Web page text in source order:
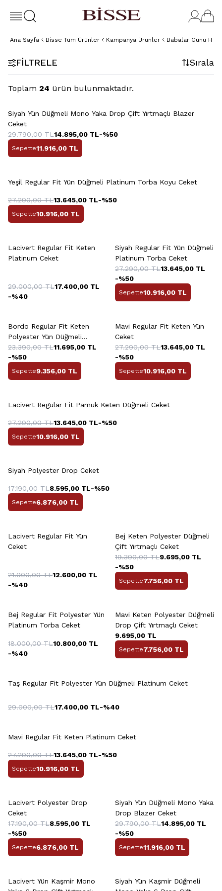
Ana Sayfa Bisse Tüm Ürünler Kampanya Ürünler Babalar Günü
FILTRELE Sırala
Toplam 24 ürün bulunmaktadır.
Siyah Yün Düğmeli Mono Yaka Drop Çift Yırtmaçlı Blazer
Ceket
29.790,00TL14.895,00 TL-%50
Sepette11.916,00 TL
Yeşil Regular Fit Yün Düğmeli Platinum Torba Koyu Ceket
27.290,00TL13.645,00 TL-%50
Sepette10.916,00 TL
Lacivert Regular Fit Keten
Platinum Ceket
29.000,00TL17.400,00 TL
-%40
Siyah Regular Fit Yün Düğmeli
Platinum Torba Ceket
27.290,00TL13.645,00 TL
-%50
Sepette10.916,00 TL
Bordo Regular Fit Keten
Polyester Yün Düğmeli
Platinum Ceket
23.390,00TL11.695,00 TL
-%50
Sepette9.356,00 TL
Mavi Regular Fit Keten Yün
Ceket
27.290,00TL13.645,00 TL
-%50
Sepette10.916,00 TL
Lacivert Regular Fit Pamuk Keten Düğmeli Ceket
27.290,00TL13.645,00 TL-%50
Sepette10.916,00 TL
Siyah Polyester Drop Ceket
17.190,00TL8.595,00 TL-%50
Sepette6.876,00 TL
Lacivert Regular Fit Yün
Ceket
21.000,00TL12.600,00 TL
-%40
Bej Keten Polyester Düğmeli
Çift Yırtmaçlı Ceket
19.390,00TL9.695,00 TL
-%50
Sepette7.756,00 TL
Bej Regular Fit Polyester Yün
Platinum Torba Ceket
18.000,00TL10.800,00 TL
-%40
Mavi Keten Polyester Düğmeli
Drop Çift Yırtmaçlı Ceket
9.695,00 TL
Sepette7.756,00 TL
Taş Regular Fit Polyester Yün Düğmeli Platinum Ceket
29.000,00TL17.400,00 TL-%40
Mavi Regular Fit Keten Platinum Ceket
27.290,00TL13.645,00 TL-%50
Sepette10.916,00 TL
Lacivert Polyester Drop
Ceket
17.190,00TL8.595,00 TL
-%50
Sepette6.876,00 TL
Siyah Yün Düğmeli Mono Yaka
Drop Blazer Ceket
29.790,00TL14.895,00 TL
-%50
Sepette11.916,00 TL
Lacivert Yün Kaşmir Mono
Siyah Yün Kaşmir Düğmeli